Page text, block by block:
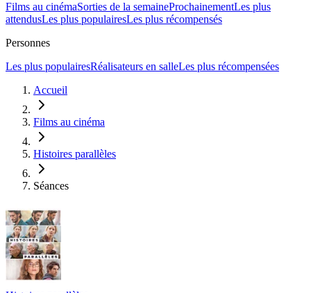
Films au cinémaSorties de la semaineProchainementLes plus
attendusLes plus populairesLes plus récompensés
Personnes
Les plus populairesRéalisateurs en salleLes plus récompensées
Accueil
Films au cinéma
Histoires parallèles
Séances